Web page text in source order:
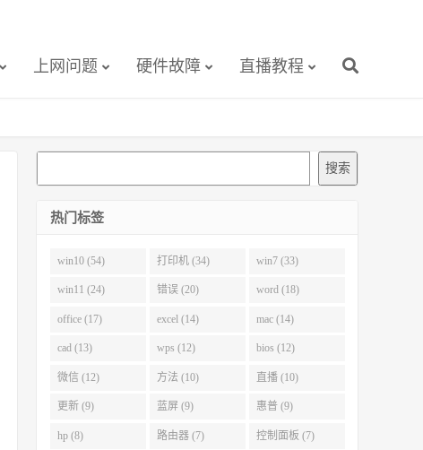
上网问题 硬件故障 直播教程
搜索
热门标签
win10 (54) 打印机 (34) win7 (33)
win11 (24) 错误 (20) word (18)
office (17) excel (14) mac (14)
cad (13) wps (12) bios (12)
微信 (12) 方法 (10) 直播 (10)
更新 (9) 蓝屏 (9) 惠普 (9)
hp (8) 路由器 (7) 控制面板 (7)